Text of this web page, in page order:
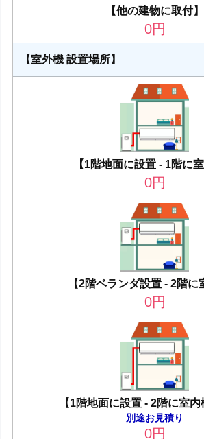
【他の建物に取付】
0円
【室外機 設置場所】
【1階地面に設置 - 1階に室
0円
【2階ベランダ設置 - 2階に
0円
【1階地面に設置 - 2階に室内
別途お見積り
0円